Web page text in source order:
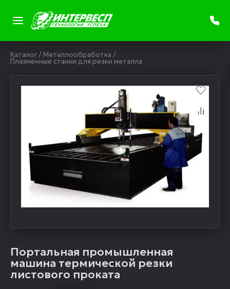
Каталог/ Металлообработка /
Плазменные станки для резки металла
Портальная промышленная
машина термической резки
листового проката